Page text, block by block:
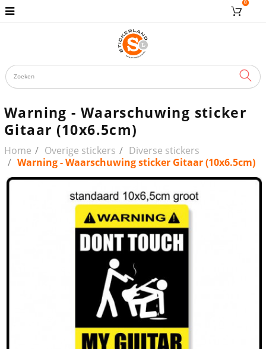
0
Warning - Waarschuwing sticker
Gitaar (10x6.5cm)
Home Overige stickers
Diverse stickers
Warning - Waarschuwing sticker Gitaar (10x6.5cm)